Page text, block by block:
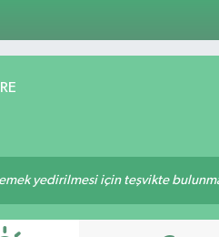
yedirilmesi için teşvikte